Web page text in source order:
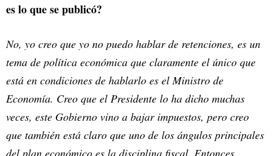
es lo que se publicó?
No, yo creo que yo no puedo hablar de retenciones, es un
tema de política económica que claramente el único que
está en condiciones de hablarlo es el Ministro de
Economía. Creo que el Presidente lo ha dicho muchas
veces, este Gobierno vino a bajar impuestos, pero creo
que también está claro que uno de los ángulos principales